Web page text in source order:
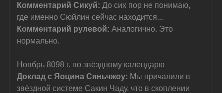
Комментарий Сикуй: До сих пор не понимаю,
где именно Сюйлин сейчас находится...
Комментарий рулевой: Аналогично. Это
нормально.
Ноябрь 8098 г. по звёздному календарю
Доклад с Яоцина Сяньчжоу: Мы причалили в
звёздной системе Сакин Чаду, что в скоплении